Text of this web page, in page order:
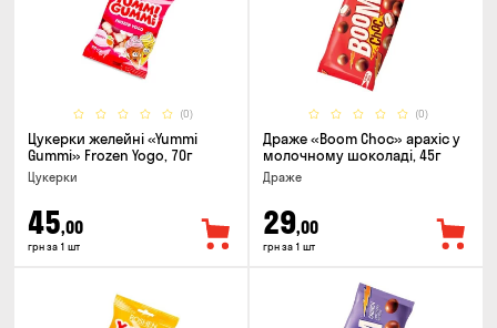
(0)
Цукерки желейнi «Yummi
Gummi» Frozen Yogo, 70г
Цукерки
45,00
грн за 1 шт
(0)
Драже «Boom Choc» арахіс у
молочному шоколаді, 45г
Драже
29,00
грн за 1 шт